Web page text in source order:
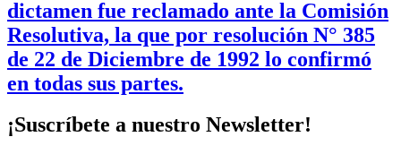
dictamen fue reclamado ante la Comisión
Resolutiva, la que por resolución N° 385
de 22 de Diciembre de 1992 lo confirmó
en todas sus partes.
¡Suscríbete a nuestro Newsletter!